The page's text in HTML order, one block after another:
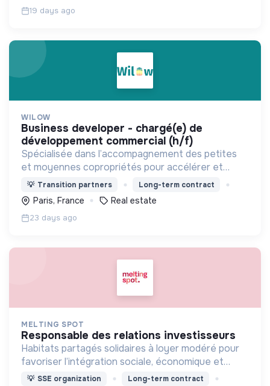
19 days ago
WILOW
business developer - chargé(e) de
développement commercial (h/f)
Spécialisée dans l’accompagnement des petites
et moyennes copropriétés pour accélérer et
faciliter leur rénovation énergétique.
💡 Transition partners Long-term contract
Paris, France Real estate
23 days ago
MELTING SPOT
responsable des relations investisseurs
Habitats partagés solidaires à loyer modéré pour
favoriser l’intégration sociale, économique et
républicaine de jeunes qui n’ont pas accès aux
💡 SSE organization Long-term contract